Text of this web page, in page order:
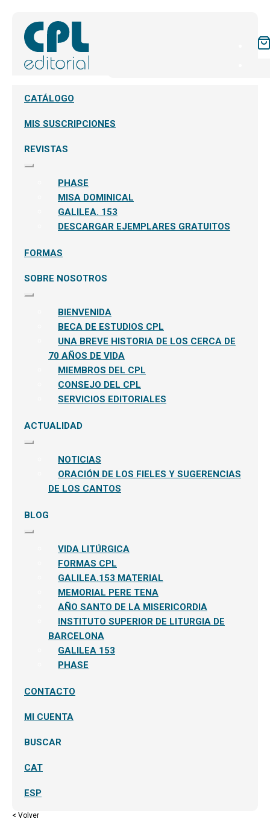
CATÁLOGO
MIS SUSCRIPCIONES
REVISTAS
Expandir
PHASE
MISA DOMINICAL
GALILEA. 153
DESCARGAR EJEMPLARES GRATUITOS
FORMAS
SOBRE NOSOTROS
Expandir
BIENVENIDA
BECA DE ESTUDIOS CPL
UNA BREVE HISTORIA DE LOS CERCA DE
70 AÑOS DE VIDA
MIEMBROS DEL CPL
CONSEJO DEL CPL
SERVICIOS EDITORIALES
ACTUALIDAD
Expandir
NOTICIAS
ORACIÓN DE LOS FIELES Y SUGERENCIAS
DE LOS CANTOS
BLOG
Expandir
VIDA LITÚRGICA
FORMAS CPL
GALILEA.153 MATERIAL
MEMORIAL PERE TENA
AÑO SANTO DE LA MISERICORDIA
INSTITUTO SUPERIOR DE LITURGIA DE
BARCELONA
GALILEA 153
PHASE
CONTACTO
MI CUENTA
BUSCAR
CAT
ESP
< Volver